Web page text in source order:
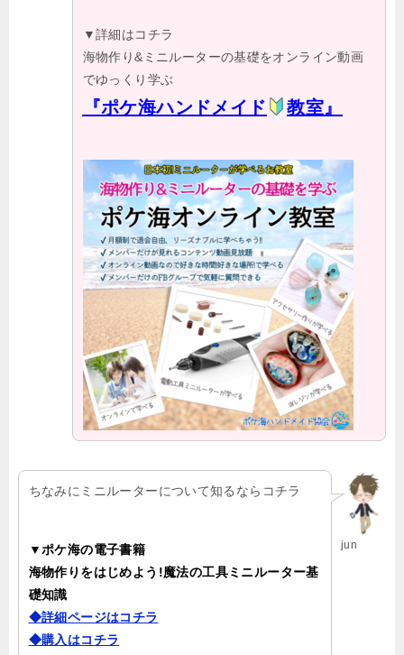
▼詳細はコチラ
海物作り&ミニルーターの基礎をオンライン動画
でゆっくり学ぶ
『ポケ海ハンドメイド 教室』
jun
ちなみにミニルーターについて知るならコチラ
▼ポケ海の電子書籍
海物作りをはじめよう!魔法の工具ミニルーター基
礎知識
◆詳細ページはコチラ
◆購入はコチラ